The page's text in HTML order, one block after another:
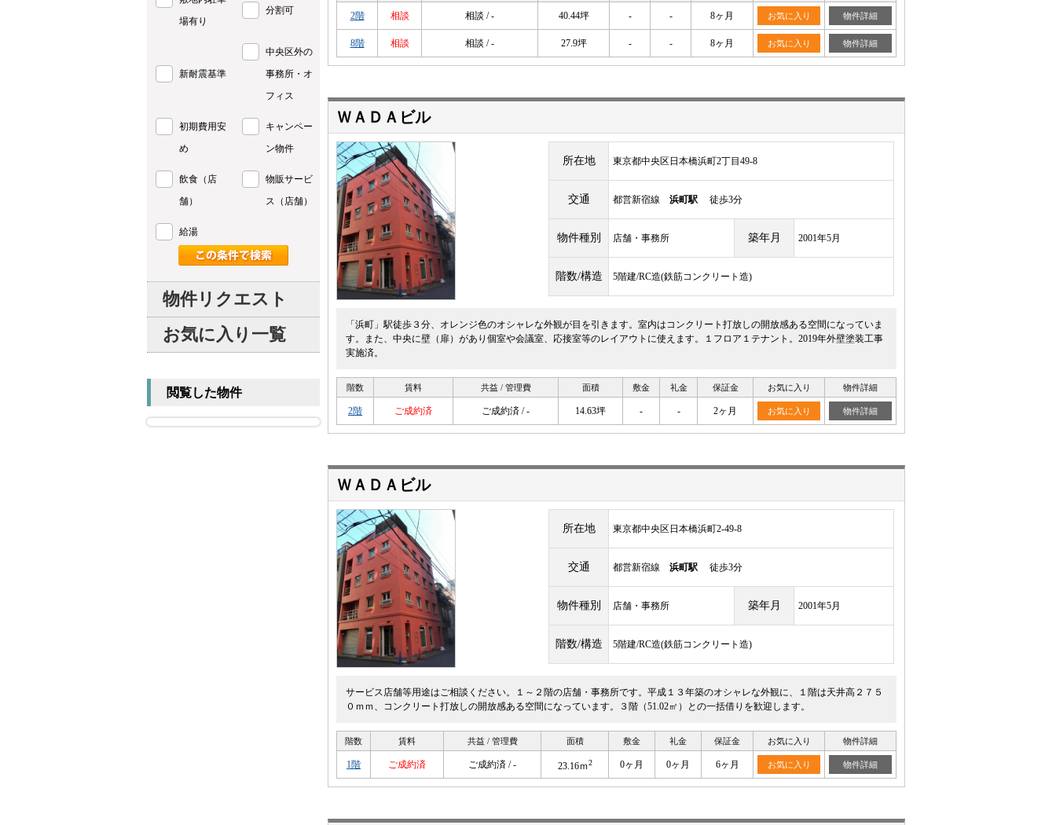
2階 相談 相談 / - 40.44坪 - - 8ヶ月 お気に入り 物件詳細
8階 相談 相談 / - 27.9坪 - - 8ヶ月 お気に入り 物件詳細
ＷＡＤＡビル
所在地 東京都中央区日本橋浜町2丁目49-8
交通 都営新宿線 浜町駅 徒歩3分
物件種別 店舗・事務所 築年月 2001年5月
階数/構造 5階建/RC造(鉄筋コンクリート造)
「浜町」駅徒歩３分、オレンジ色のオシャレな外観が目を引きます。室内はコンクリート打放しの開放感ある空間になっていま
す。また、中央に壁（扉）があり個室や会議室、応接室等のレイアウトに使えます。１フロア１テナント。2019年外壁塗装工事
実施済。
階数 賃料 共益 / 管理費 面積 敷金 礼金 保証金 お気に入り 物件詳細
2階 ご成約済 ご成約済 / - 14.63坪 - - 2ヶ月 お気に入り 物件詳細
ＷＡＤＡビル
所在地 東京都中央区日本橋浜町2-49-8
交通 都営新宿線 浜町駅 徒歩3分
物件種別 店舗・事務所 築年月 2001年5月
階数/構造 5階建/RC造(鉄筋コンクリート造)
サービス店舗等用途はご相談ください。１～２階の店舗・事務所です。平成１３年築のオシャレな外観に、１階は天井高２７５
０ｍｍ、コンクリート打放しの開放感ある空間になっています。３階（51.02㎡）との一括借りを歓迎します。
階数 賃料 共益 / 管理費 面積 敷金 礼金 保証金 お気に入り 物件詳細
1階 ご成約済 ご成約済 / - 23.16ｍ2 0ヶ月 0ヶ月 6ヶ月 お気に入り 物件詳細
場有り
分割可
新耐震基準
中央区外の
事務所・オ
フィス
初期費用安
め
キャンペー
ン物件
飲食（店
舗）
物販サービ
ス（店舗）
給湯
物件リクエスト
お気に入り一覧
閲覧した物件